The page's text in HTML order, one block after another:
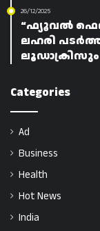
26/12/2025
“ഫ്യൂവൽ
ലഹരി
ലൂഡാക്രിസും
Categories
Ad
Business
Health
Hot News
India